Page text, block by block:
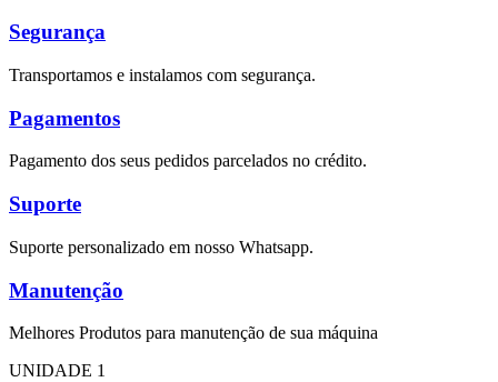
Segurança
Transportamos e instalamos com segurança.
Pagamentos
Pagamento dos seus pedidos parcelados no crédito.
Suporte
Suporte personalizado em nosso Whatsapp.
Manutenção
Melhores Produtos para manutenção de sua máquina
UNIDADE 1